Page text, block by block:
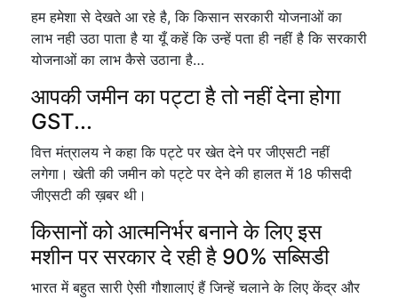
हम हमेशा से देखते आ रहे है, कि किसान सरकारी योजनाओं का
लाभ नही उठा पाता है या यूँ कहें कि उन्हें पता ही नहीं है कि सरकारी
योजनाओं का लाभ कैसे उठाना है…
आपकी जमीन का पट्टा है तो नहीं देना होगा
GST...
वित्त मंत्रालय ने कहा कि पट्टे पर खेत देने पर जीएसटी नहीं
लगेगा। खेती की जमीन को पट्टे पर देने की हालत में 18 फीसदी
जीएसटी की ख़बर थी।
किसानों को आत्मनिर्भर बनाने के लिए इस
मशीन पर सरकार दे रही है 90% सब्सिडी
भारत में बहुत सारी ऐसी गौशालाएं हैं जिन्हें चलाने के लिए केंद्र और